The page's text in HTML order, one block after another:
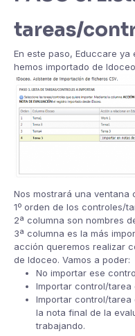
tareas/
En este paso, Educcare
hemos importado de
Nos mostrará una ventana
1º orden de los controles/
2ª columna son nombres
3ª columna es la más
acción queremos realizar
de Idoceo. Vamos a poder:
No importar ese
Importar control/tarea
Importar control/tarea
la nota final de la
trabajando.